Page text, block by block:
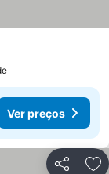
Ver preços
Partilhar